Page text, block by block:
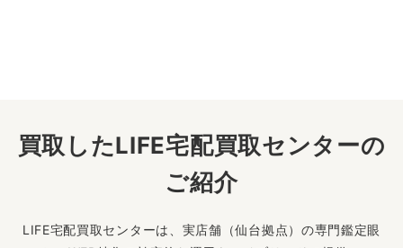
買取したLIFE宅配買取センターの
ご紹介
LIFE宅配買取センターは、実店舗（仙台拠点）の専門鑑定眼